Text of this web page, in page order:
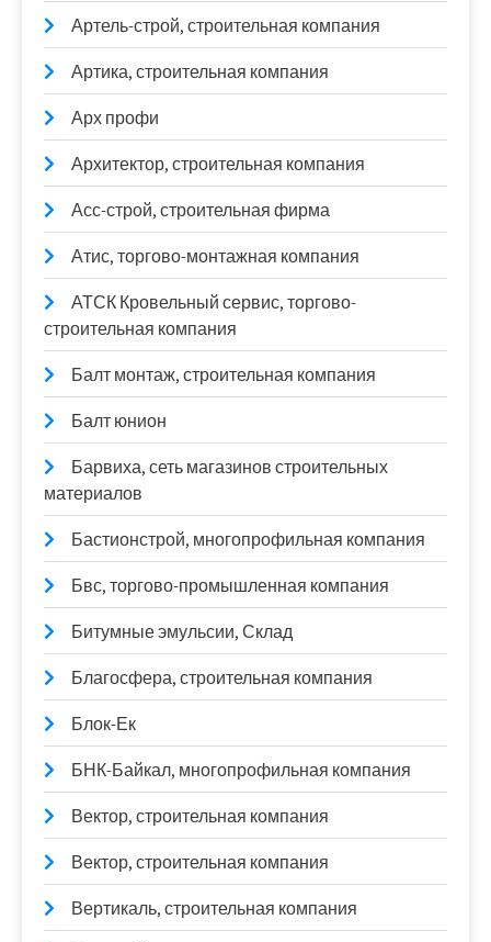
Артель-строй, строительная компания
Артика, строительная компания
Арх профи
Архитектор, строительная компания
Асс-строй, строительная фирма
Атис, торгово-монтажная компания
АТСК Кровельный сервис, торгово-
строительная компания
Балт монтаж, строительная компания
Балт юнион
Барвиха, сеть магазинов строительных
материалов
Бастионстрой, многопрофильная компания
Бвс, торгово-промышленная компания
Битумные эмульсии, Склад
Благосфера, строительная компания
Блок-Ек
БНК-Байкал, многопрофильная компания
Вектор, строительная компания
Вектор, строительная компания
Вертикаль, строительная компания